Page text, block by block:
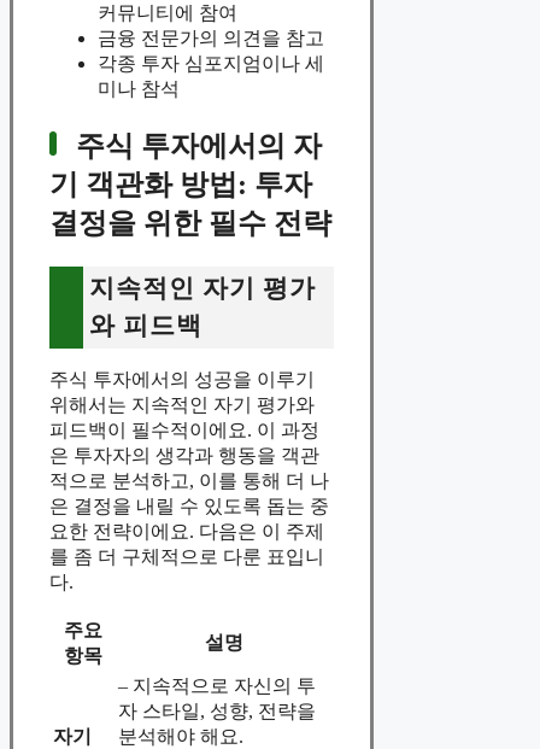
커뮤니티에 참여
금융 전문가의 의견을 참고
각종 투자 심포지엄이나 세
미나 참석
주식 투자에서의 자
기 객관화 방법: 투자
결정을 위한 필수 전략
지속적인 자기 평가
와 피드백
주식 투자에서의 성공을 이루기
위해서는 지속적인 자기 평가와
피드백이 필수적이에요. 이 과정
은 투자자의 생각과 행동을 객관
적으로 분석하고, 이를 통해 더 나
은 결정을 내릴 수 있도록 돕는 중
요한 전략이에요. 다음은 이 주제
를 좀 더 구체적으로 다룬 표입니
다.
주요
항목
설명
자기
– 지속적으로 자신의 투
자 스타일, 성향, 전략을
분석해야 해요.